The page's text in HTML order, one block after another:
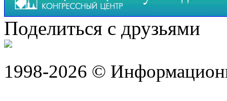
Поделиться с друзьями
1998-2026 ©